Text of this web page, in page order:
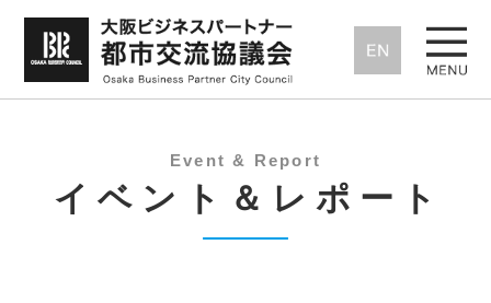
Event & Report
イベント＆レポート